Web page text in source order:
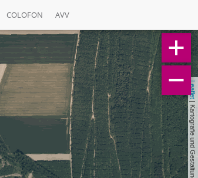
COLOFON AVV
Leaflet
| Kartografie und Gestaltung: ©